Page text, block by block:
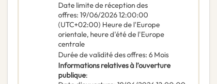
Date limite de réception des
offres: 19/06/202612:00:00
(UTC+02:00) Heure de l'Europe
orientale, heure d'été de l'Europe
centrale
Durée de validité des offres: 6 Mois
Informations relatives à l’ouverture
publique: